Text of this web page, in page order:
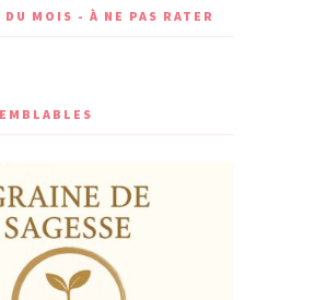
DU MOIS - À NE PAS RATER